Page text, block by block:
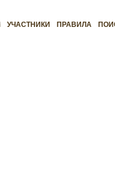
УЧАСТНИКИ ПРАВИЛА